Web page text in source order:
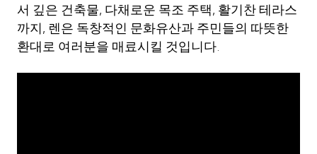
서 깊은 건축물, 다채로운 목조 주택, 활기찬 테라스
까지, 렌은 독창적인 문화유산과 주민들의 따뜻한
환대로 여러분을 매료시킬 것입니다.